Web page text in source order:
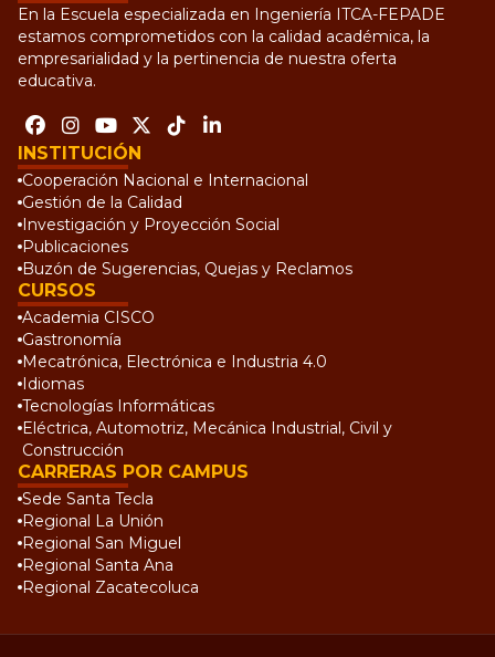
En la Escuela especializada en Ingeniería ITCA-FEPADE
estamos comprometidos con la calidad académica, la
empresarialidad y la pertinencia de nuestra oferta
educativa.
INSTITUCIÓN
Cooperación Nacional e Internacional
Gestión de la Calidad
Investigación y Proyección Social
Publicaciones
Buzón de Sugerencias, Quejas y Reclamos
CURSOS
Academia CISCO
Gastronomía
Mecatrónica, Electrónica e Industria 4.0
Idiomas
Tecnologías Informáticas
Eléctrica, Automotriz, Mecánica Industrial, Civil y
Construcción
CARRERAS POR CAMPUS
Sede Santa Tecla
Regional La Unión
Regional San Miguel
Regional Santa Ana
Regional Zacatecoluca